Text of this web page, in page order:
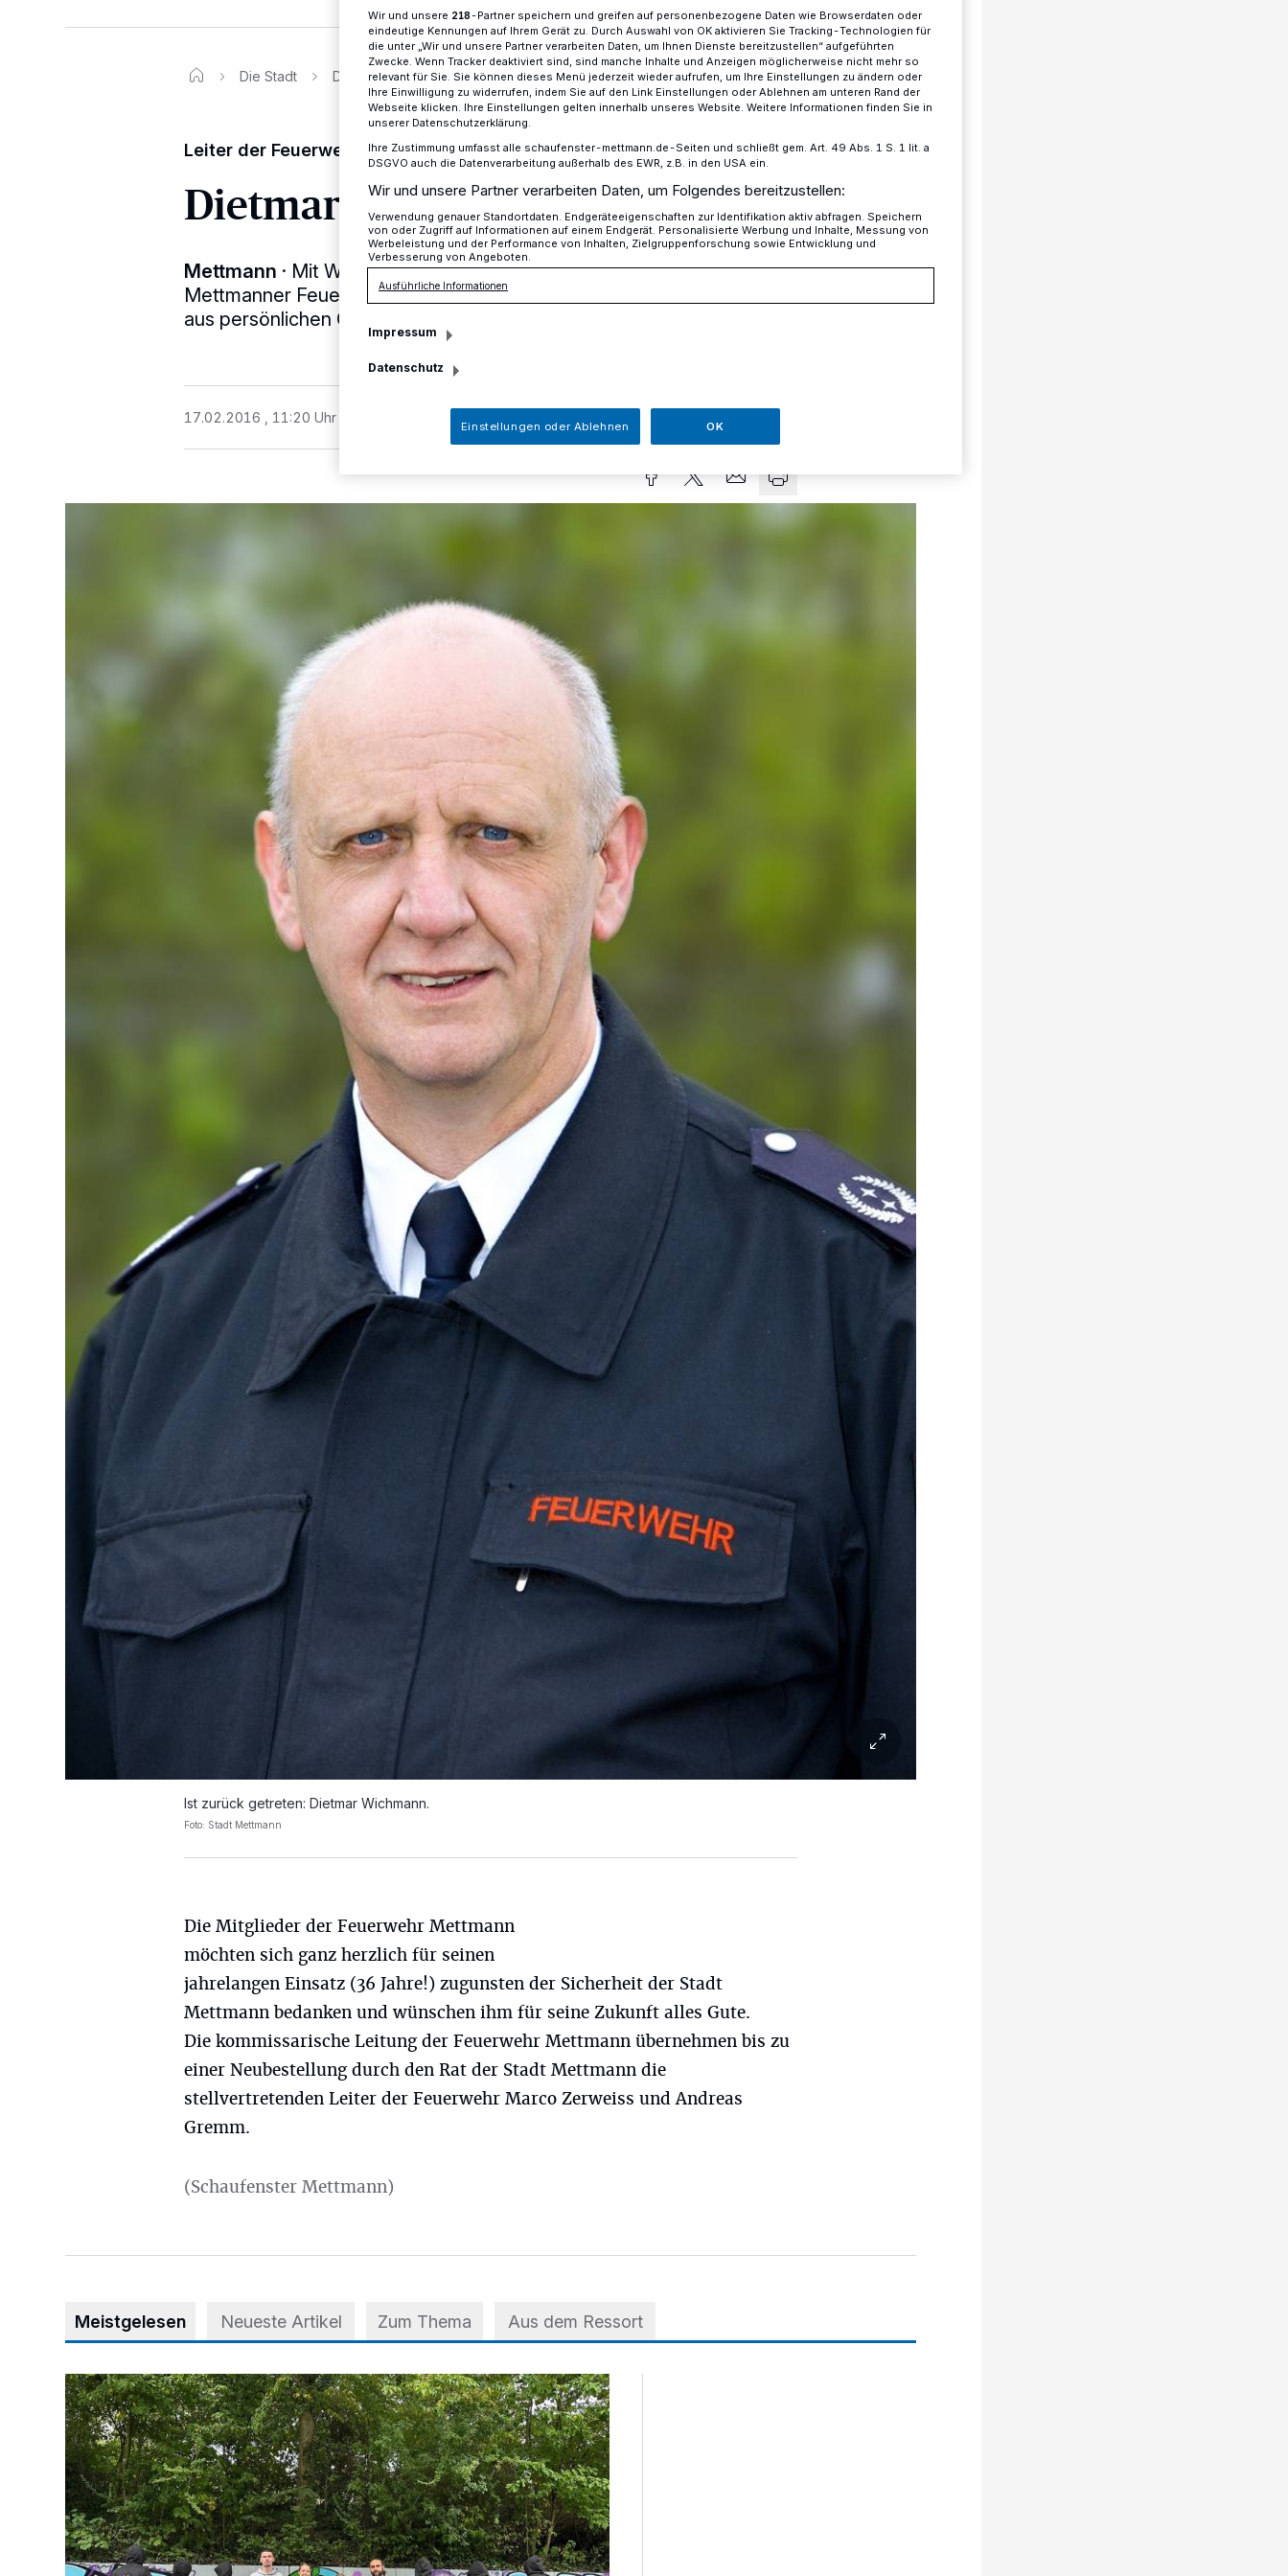
Die Stadt Dietmar Wichmann tritt zurück
Leiter der Feuerwehr legt Amt aus "persönlichen Gründen" nieder
Dietmar Wichmann tritt zurück
Mettmann · Mit Wirkung vom 12. Februar hat der bisherige Leiter der
Mettmanner Feuerwehr, Dietmar Wichmann, sein ehrenamtliches Amt
aus persönlichen Gründen niedergelegt.
17.02.2016 , 11:20 Uhr
Ist zurück getreten: Dietmar Wichmann.
Foto: Stadt Mettmann
Die Mitglieder der Feuerwehr Mettmann
möchten sich ganz herzlich für seinen
jahrelangen Einsatz (36 Jahre!) zugunsten der Sicherheit der Stadt
Mettmann bedanken und wünschen ihm für seine Zukunft alles Gute.
Die kommissarische Leitung der Feuerwehr Mettmann übernehmen bis zu
einer Neubestellung durch den Rat der Stadt Mettmann die
stellvertretenden Leiter der Feuerwehr Marco Zerweiss und Andreas
Gremm.
(Schaufenster Mettmann)
Meistgelesen Neueste Artikel Zum Thema Aus dem Ressort
Aus Grau wird Haltung
Wir und unsere 218-Partner speichern und greifen auf personenbezogene Daten wie Browserdaten oder
eindeutige Kennungen auf Ihrem Gerät zu. Durch Auswahl von OK aktivieren Sie Tracking-Technologien für
die unter „Wir und unsere Partner verarbeiten Daten, um Ihnen Dienste bereitzustellen“ aufgeführten
Zwecke. Wenn Tracker deaktiviert sind, sind manche Inhalte und Anzeigen möglicherweise nicht mehr so
relevant für Sie. Sie können dieses Menü jederzeit wieder aufrufen, um Ihre Einstellungen zu ändern oder
Ihre Einwilligung zu widerrufen, indem Sie auf den Link Einstellungen oder Ablehnen am unteren Rand der
Webseite klicken. Ihre Einstellungen gelten innerhalb unseres Website. Weitere Informationen finden Sie in
unserer Datenschutzerklärung.
Ihre Zustimmung umfasst alle schaufenster-mettmann.de-Seiten und schließt gem. Art. 49 Abs. 1 S. 1 lit. a
DSGVO auch die Datenverarbeitung außerhalb des EWR, z.B. in den USA ein.
Wir und unsere Partner verarbeiten Daten, um Folgendes bereitzustellen:
Verwendung genauer Standortdaten. Endgeräteeigenschaften zur Identifikation aktiv abfragen. Speichern
von oder Zugriff auf Informationen auf einem Endgerät. Personalisierte Werbung und Inhalte, Messung von
Werbeleistung und der Performance von Inhalten, Zielgruppenforschung sowie Entwicklung und
Verbesserung von Angeboten.
Ausführliche Informationen
Impressum
Datenschutz
Einstellungen oder Ablehnen OK